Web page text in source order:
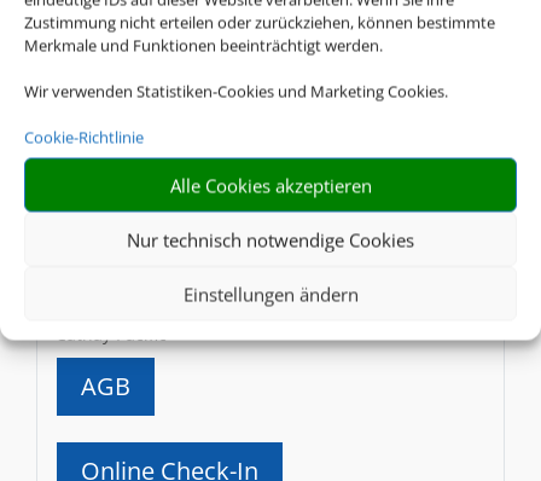
Zustimmung nicht erteilen oder zurückziehen, können bestimmte
Merkmale und Funktionen beeinträchtigt werden.
Wir verwenden Statistiken-Cookies und Marketing Cookies.
Cookie-Richtlinie
Alle Cookies akzeptieren
Nur technisch notwendige Cookies
Einstellungen ändern
Caribbean Airlines
Online Check-In
Gepäck
Cathay Pacific
AGB
Online Check-In